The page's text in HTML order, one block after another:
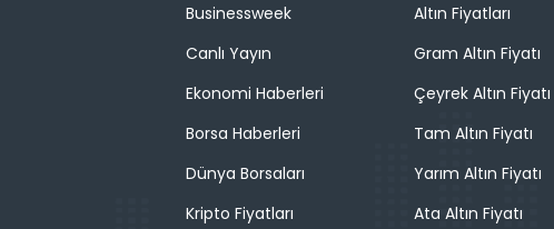
Businessweek
Canlı Yayın
Ekonomi Haberleri
Borsa Haberleri
Dünya Borsaları
Kripto Fiyatları
Altın Fiyatları
Gram Altın Fiyatı
Çeyrek Altın Fiyatı
Tam Altın Fiyatı
Yarım Altın Fiyatı
Ata Altın Fiyatı